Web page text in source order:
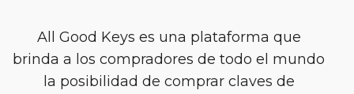
All Good Keys es una plataforma que
brinda a los compradores de todo el mundo
la posibilidad de comprar claves de